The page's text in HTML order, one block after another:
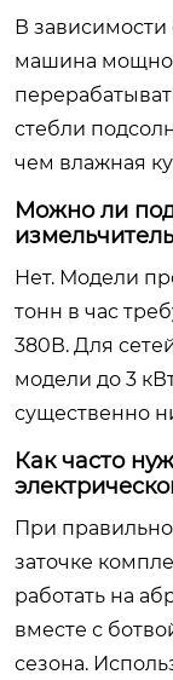
В зависимости
машина
стебли
чем влажная
Можно ли
Нет. Модели
тонн в час
380В. Для
модели до 3
существенно
Как часто
При
заточке
работать на
вместе с
сезона.